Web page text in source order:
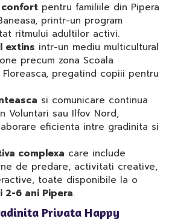
confort pentru familiile din Pipera
printr-un program
ritmului adultilor activi.
extins intr-un mediu multicultural
precum zona Scoala
Floreasca, pregatind copiii pentru
si comunicare continua
Voluntari sau Ilfov Nord,
eficienta intre gradinita si
complexa care include
de predare, activitati creative,
toate disponibile la o
6 ani Pipera.
Privata Happy